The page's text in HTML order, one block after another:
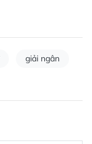
giải ngân